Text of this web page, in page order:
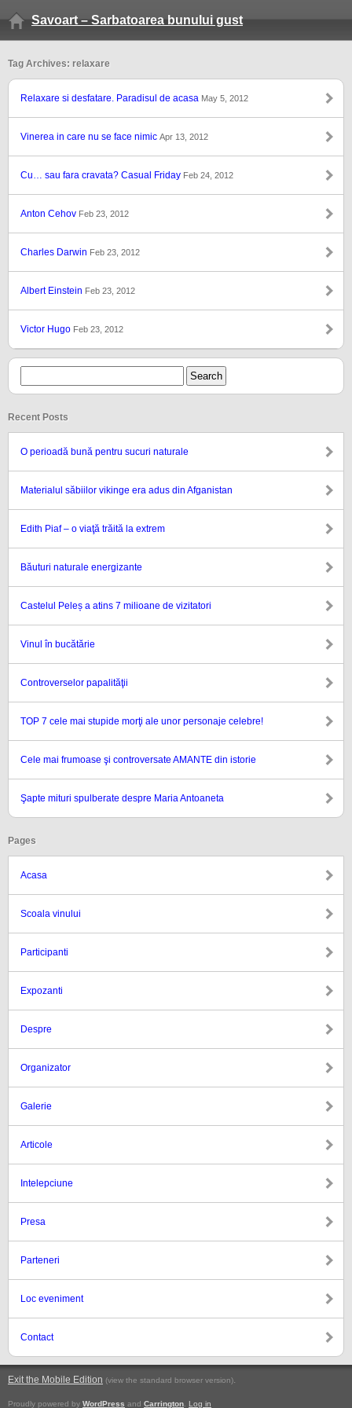
Savoart – Sarbatoarea bunului gust
Tag Archives: relaxare
Relaxare si desfatare. Paradisul de acasa May 5, 2012
Vinerea in care nu se face nimic Apr 13, 2012
Cu… sau fara cravata? Casual Friday Feb 24, 2012
Anton Cehov Feb 23, 2012
Charles Darwin Feb 23, 2012
Albert Einstein Feb 23, 2012
Victor Hugo Feb 23, 2012
Recent Posts
O perioadă bună pentru sucuri naturale
Materialul săbiilor vikinge era adus din Afganistan
Edith Piaf – o viaţă trăită la extrem
Băuturi naturale energizante
Castelul Peleș a atins 7 milioane de vizitatori
Vinul în bucătărie
Controverselor papalităţii
TOP 7 cele mai stupide morţi ale unor personaje celebre!
Cele mai frumoase şi controversate AMANTE din istorie
Şapte mituri spulberate despre Maria Antoaneta
Pages
Acasa
Scoala vinului
Participanti
Expozanti
Despre
Organizator
Galerie
Articole
Intelepciune
Presa
Parteneri
Loc eveniment
Contact
Exit the Mobile Edition (view the standard browser version).
Proudly powered by WordPress and Carrington Log in